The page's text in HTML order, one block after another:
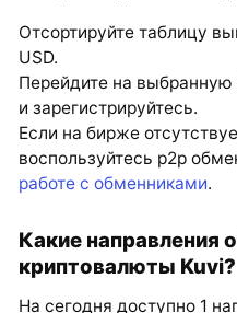
Отсортируйте таблицу
USD.
Перейдите на
и зарегистрируйтесь.
Если на бирже
воспользуйтесь p2p
работе с обменниками.
Какие направления
криптовалюты Kuvi?
На сегодня доступно 1